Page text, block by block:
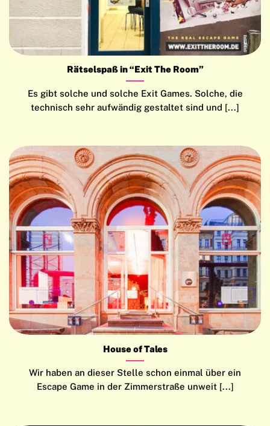
Rätselspaß in “Exit The Room”
Es gibt solche und solche Exit Games. Solche, die
technisch sehr aufwändig gestaltet sind und [...]
House of Tales
Wir haben an dieser Stelle schon einmal über ein
Escape Game in der Zimmerstraße unweit [...]